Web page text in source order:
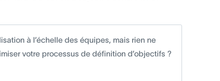
à l’échelle des équipes, mais rien ne
votre processus de définition d’objectifs ?